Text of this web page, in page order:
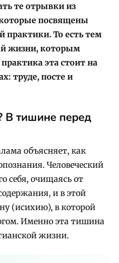
те отрывки из
посвящены
практики. То есть тем
жизни, которым
эта стоит на
труде, посте и
В тишине перед
объясняет, как
Человеческий
себя, очищаясь от
и в этой
(исихию), в которой
Именно эта тишина
жизни.